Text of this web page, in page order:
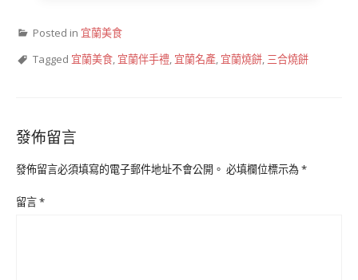
Posted in 宜蘭美食
Tagged 宜蘭美食 宜蘭伴手禮 宜蘭名產 宜蘭燒餅 三合燒餅
發佈留言
發佈留言必須填寫的電子郵件地址不會公開。 必填欄位標示為*
留言*